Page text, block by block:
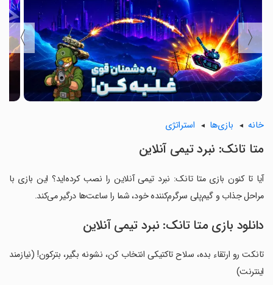
〈
〉
خانه بازی‌ها استراتژی
‏متا تانک: نبرد تیمی آنلاین
آیا تا کنون بازی ‏متا تانک: نبرد تیمی آنلاین را نصب کرده‌اید؟ این بازی با
مراحل جذاب و گیم‌پلی سرگرم‌کننده خود، شما را ساعت‌ها درگیر می‌کند.
دانلود بازی ‏متا تانک: نبرد تیمی آنلاین
‏تانکت رو ارتقاء بده، سلاح تاکتیکی انتخاب کن، نشونه بگیر، بترکون! (نیازمند
اینترنت)